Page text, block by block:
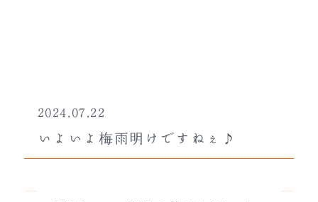
2024.07.22
いよいよ梅雨明けですねぇ♪